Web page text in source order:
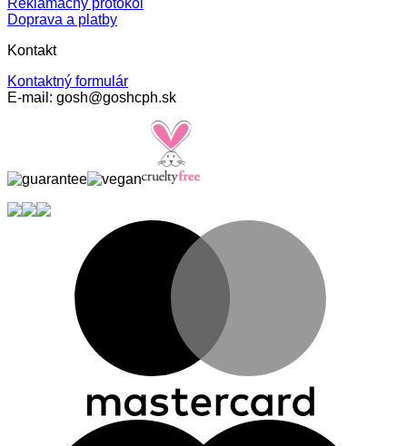
Reklamačný protokol
Doprava a platby
Kontakt
Kontaktný formulár
E-mail: gosh@goshcph.sk